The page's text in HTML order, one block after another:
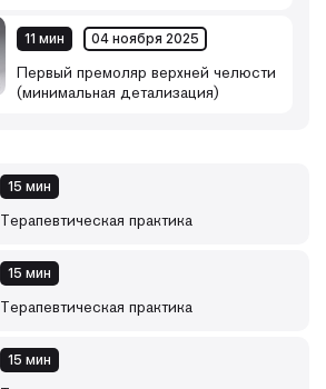
11 мин 04 ноября 2025
Первый премоляр верхней челюсти
(минимальная детализация)
15 мин
Терапевтическая практика
15 мин
Терапевтическая практика
15 мин